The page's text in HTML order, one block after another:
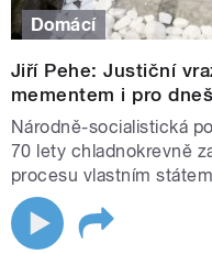
Domácí
Jiří Pehe: Justiční
mementem i pro
Národně-socialistická
70 lety chladnokrevně
procesu vlastním